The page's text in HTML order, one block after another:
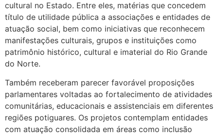
cultural no Estado. Entre eles, matérias que concedem
título de utilidade pública a associações e entidades de
atuação social, bem como iniciativas que reconhecem
manifestações culturais, grupos e instituições como
patrimônio histórico, cultural e imaterial do Rio Grande
do Norte.
Também receberam parecer favorável proposições
parlamentares voltadas ao fortalecimento de atividades
comunitárias, educacionais e assistenciais em diferentes
regiões potiguares. Os projetos contemplam entidades
com atuação consolidada em áreas como inclusão